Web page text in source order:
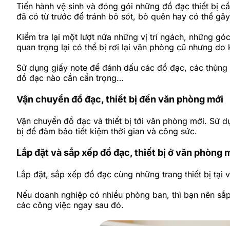
Tiến hành vệ sinh và đóng gói những đồ đạc thiết bị
đã có từ trước để tránh bỏ sót, bỏ quên hay có thể
Kiểm tra lại một lượt nữa những vị trí ngách, những
quan trọng lại có thể bị rơi lại văn phòng cũ nhưng
Sử dụng giấy note để đánh dấu các đồ đạc, các
đồ đạc nào cần cẩn trọng…
Vận chuyển đồ đạc, thiết bị đến văn phòng mới
Vận chuyển đồ đạc và thiết bị tới văn phòng mới. Sử
bị để đảm bảo tiết kiệm thời gian và công sức.
Lắp đặt và sắp xếp đồ đạc, thiết bị ở văn phòng
Lắp đặt, sắp xếp đồ đạc cùng những trang thiết bị tại
Nếu doanh nghiệp có nhiều phòng ban, thì bạn nên
các công việc ngay sau đó.